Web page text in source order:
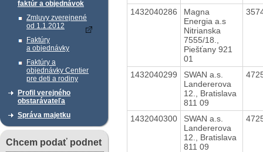
faktúr a objednávok
Zmluvy zverejnené
od 1.1.2012
Faktúry
a objednávky
Faktúry a
objednávky Centier
pre deti a rodiny
Profil verejného
obstarávateľa
Správa majetku
Chcem podať podnet
1432040286
Magna
Energia a.s
Nitrianska
7555/18.,
Piešťany 921
01
1432040299
SWAN a.s.
Landererova
12., Bratislava
811 09
1432040300
SWAN a.s.
Landererova
12., Bratislava
811 09